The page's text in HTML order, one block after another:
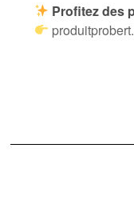
Profitez des